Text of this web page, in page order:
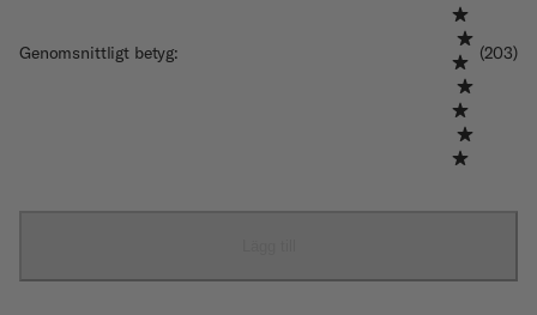
Genomsnittligt betyg: (203)